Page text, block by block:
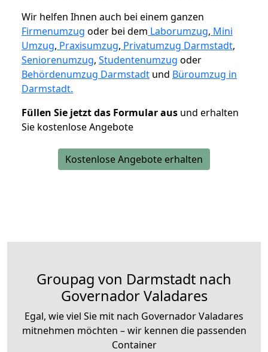
Wir helfen Ihnen auch bei einem ganzen
Firmenumzug oder bei dem Laborumzug, Mini
Umzug, Praxisumzug, Privatumzug Darmstadt,
Seniorenumzug, Studentenumzug oder
Behördenumzug Darmstadt und Büroumzug in
Darmstadt.
Füllen Sie jetzt das Formular aus und erhalten
Sie kostenlose Angebote
Kostenlose Angebote erhalten
Groupag von Darmstadt nach
Governador Valadares
Egal, wie viel Sie mit nach Governador Valadares
mitnehmen möchten – wir kennen die passenden
Container